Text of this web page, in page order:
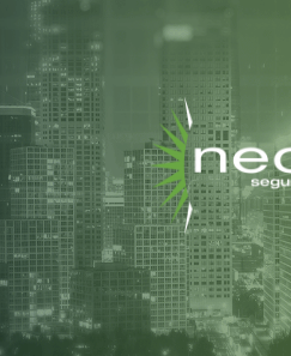
Blog
Informações e notícias
e